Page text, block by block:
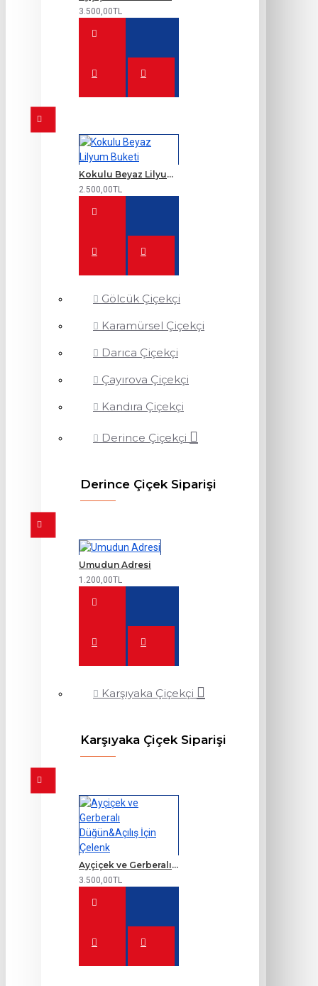
3.500,00TL
Kokulu Beyaz Lilyum Buketi
2.500,00TL
Gölcük Çiçekçi
Karamürsel Çiçekçi
Darıca Çiçekçi
Çayırova Çiçekçi
Kandıra Çiçekçi
Derince Çiçekçi
Derince Çiçek Siparişi
Umudun Adresi
1.200,00TL
Karşıyaka Çiçekçi
Karşıyaka Çiçek Siparişi
Ayçiçek ve Gerberalı Düğün&Açılış İçin Çelenk
3.500,00TL